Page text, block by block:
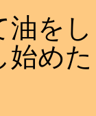
油を
始め